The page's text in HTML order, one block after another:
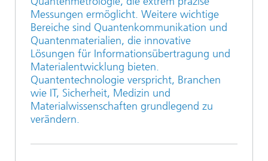
Messungen ermöglicht. Weitere wichtige
Bereiche sind Quantenkommunikation und
Quantenmaterialien, die innovative
Lösungen für Informationsübertragung und
Materialentwicklung bieten.
Quantentechnologie verspricht, Branchen
wie IT, Sicherheit, Medizin und
Materialwissenschaften grundlegend zu
verändern.